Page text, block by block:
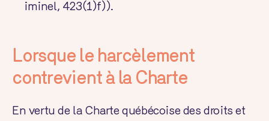
iminel, 423(1)f)).
Lorsque le harcèlement
contrevient à la Charte
En vertu de la Charte québécoise des droits et